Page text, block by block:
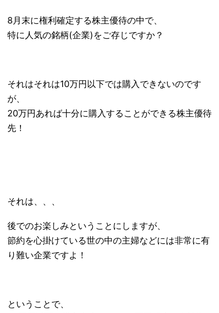
8月末に権利確定する株主優待の中で、
特に人気の銘柄(企業)をご存じですか？
それはそれは10万円以下では購入できないのです
が、
20万円あれば十分に購入することができる株主優待
先！
それは、、、
後でのお楽しみということにしますが、
節約を心掛けている世の中の主婦などには非常に有
り難い企業ですよ！
ということで、